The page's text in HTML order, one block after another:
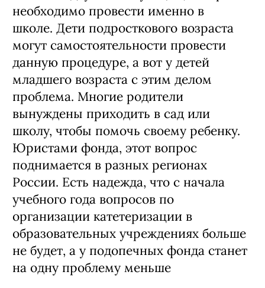
необходимо провести именно в
школе. Дети подросткового возраста
могут самостоятельности провести
данную процедурe, а вот у детей
младшего возраста с этим делом
проблема. Многие родители
вынуждены приходить в сад или
школу, чтобы помочь своему ребенку.
Юристами фонда, этот вопрос
поднимается в разных регионах
России. Есть надежда, что с начала
учебного года вопросов по
организации катетеризации в
образовательных учреждениях больше
не будет, а у подопечных фонда станет
на одну проблему меньше